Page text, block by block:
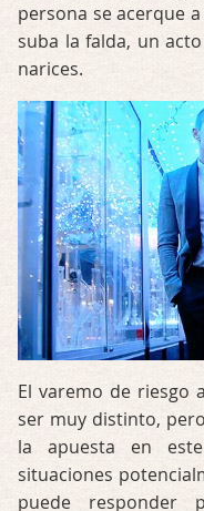
persona se acerque
suba la falda, un
narices.
El varemo de riesgo
ser muy distinto,
la apuesta en
situaciones
puede responder